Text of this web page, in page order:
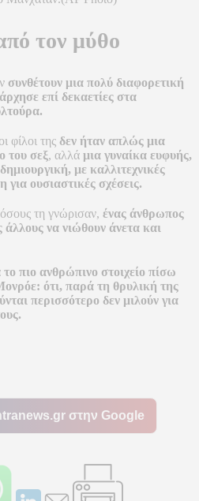
τον μύθο
συνθέτουν μια πολύ διαφορετική
επί δεκαετίες στα
φίλοι της δεν ήταν απλώς μια
του σεξ, αλλά μια γυναίκα ευφυής,
με καλλιτεχνικές
για ουσιαστικές σχέσεις.
τη γνώρισαν, ένας άνθρωπος
να νιώθουν άνετα και
το πιο ανθρώπινο στοιχείο πίσω
ότι, παρά τη θρυλική της
περισσότερο δεν μιλούν για
στην Google